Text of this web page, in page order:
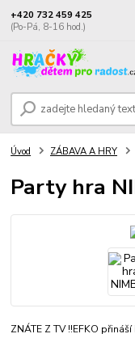
+420 732 459 425
(Po-Pá, 8-16 hod.)
Úvod ZÁBAVA A HRY
Party hra
ZNÁTE Z TV !!EFKO